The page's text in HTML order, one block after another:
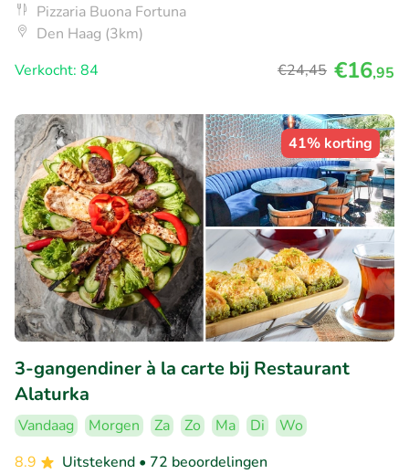
Pizzaria Buona Fortuna
Den Haag (3km)
Verkocht: 84
€24,45 €16,95
41% korting
3-gangendiner à la carte bij Restaurant
Alaturka
Vandaag Morgen Za Zo Ma Di
Wo
8.9
Uitstekend • 72 beoordelingen